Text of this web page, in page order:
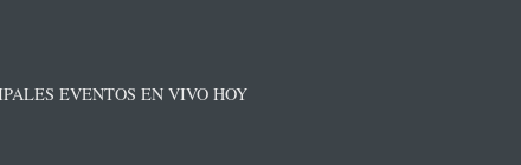
EVENTOS EN VIVO HOY